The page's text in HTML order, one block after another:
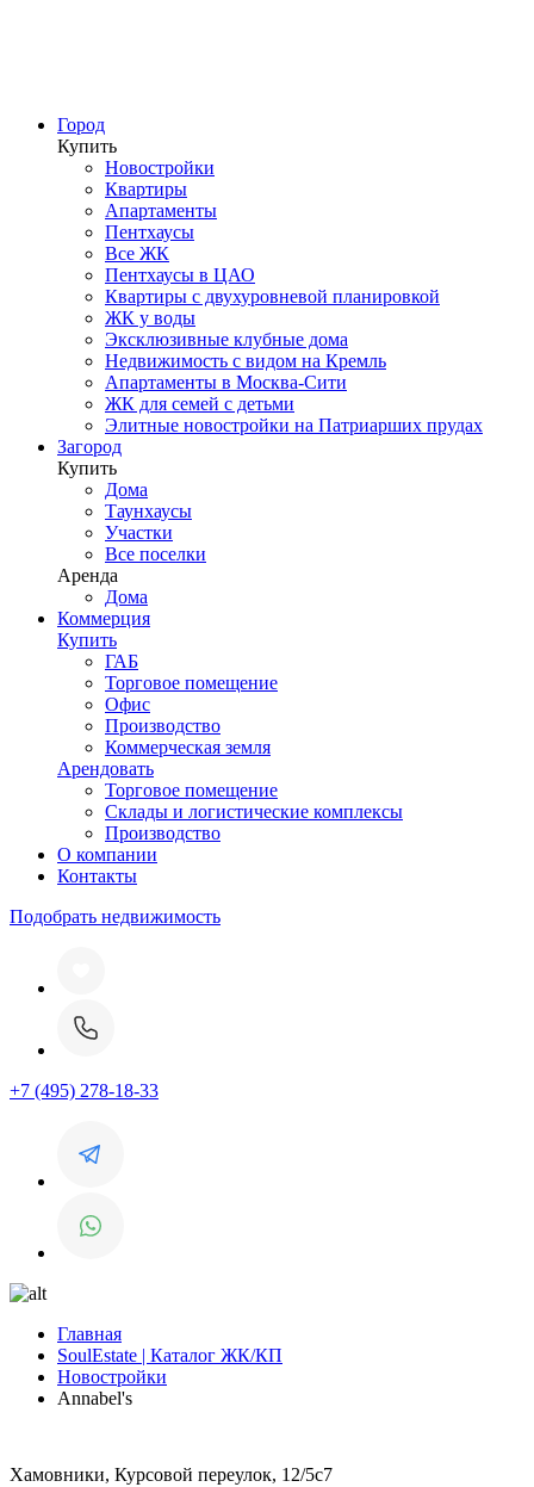
Город
Купить
Новостройки
Квартиры
Апартаменты
Пентхаусы
Все ЖК
Пентхаусы в ЦАО
Квартиры с двухуровневой планировкой
ЖК у воды
Эксклюзивные клубные дома
Недвижимость с видом на Кремль
Апартаменты в Москва-Сити
ЖК для семей с детьми
Элитные новостройки на Патриарших прудах
Загород
Купить
Дома
Таунхаусы
Участки
Все поселки
Аренда
Дома
Коммерция
Купить
ГАБ
Торговое помещение
Офис
Производство
Коммерческая земля
Арендовать
Торговое помещение
Склады и логистические комплексы
Производство
О компании
Контакты
Подобрать недвижимость
+7 (495) 278-18-33
Главная
SoulEstate | Каталог ЖК/КП
Новостройки
Annabel's
Хамовники, Курсовой переулок, 12/5с7